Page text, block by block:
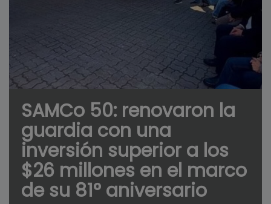
SAMCo 50: renovaron la
guardia con una
inversión superior a los
$26 millones en el marco
de su 81° aniversario